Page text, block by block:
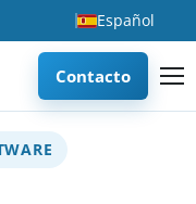
Español
Contacto